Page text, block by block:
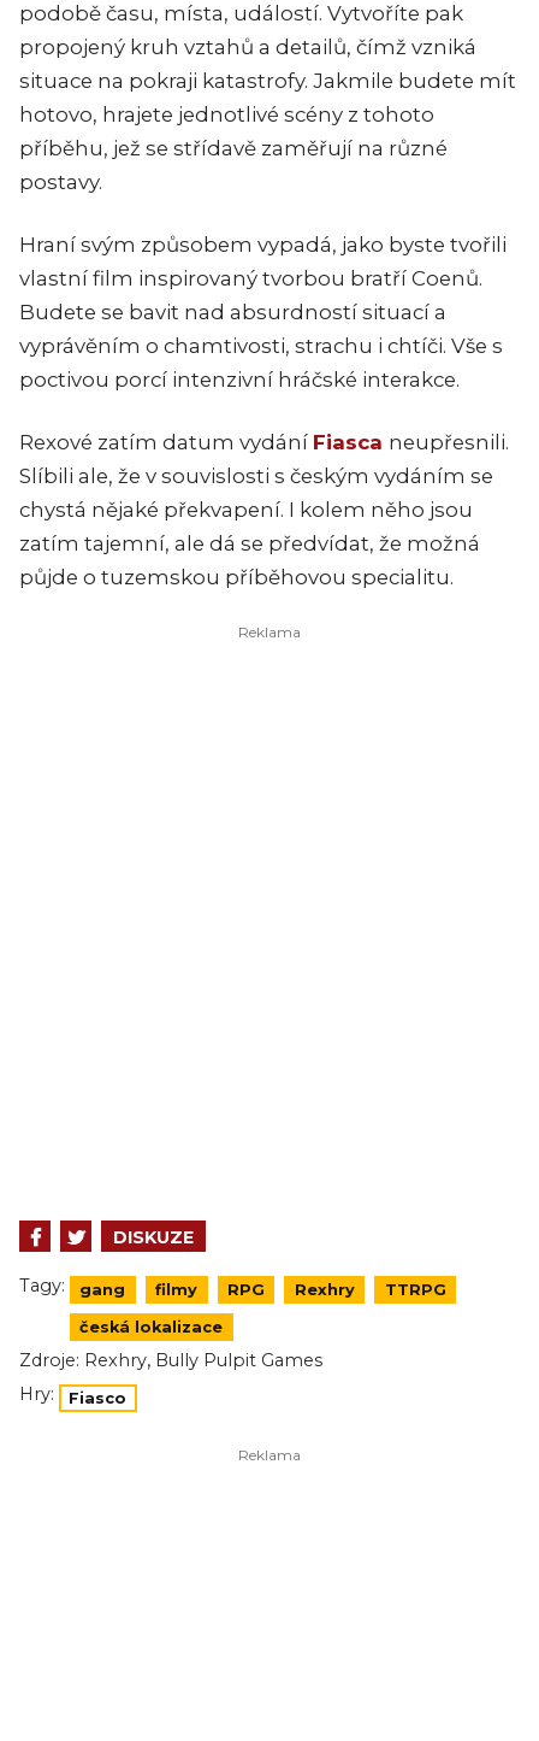
podobě času, místa, událostí. Vytvoříte pak
propojený kruh vztahů a detailů, čímž vzniká
situace na pokraji katastrofy. Jakmile budete mít
hotovo, hrajete jednotlivé scény z tohoto
příběhu, jež se střídavě zaměřují na různé
postavy.
Hraní svým způsobem vypadá, jako byste tvořili
vlastní film inspirovaný tvorbou bratří Coenů.
Budete se bavit nad absurdností situací a
vyprávěním o chamtivosti, strachu i chtíči. Vše s
poctivou porcí intenzivní hráčské interakce.
Rexové zatím datum vydání Fiasca neupřesnili.
Slíbili ale, že v souvislosti s českým vydáním se
chystá nějaké překvapení. I kolem něho jsou
zatím tajemní, ale dá se předvídat, že možná
půjde o tuzemskou příběhovou specialitu.
DISKUZE
Tagy: gang filmy RPG Rexhry TTRPG
česká lokalizace
Zdroje: Rexhry, Bully Pulpit Games
Hry:
Fiasco